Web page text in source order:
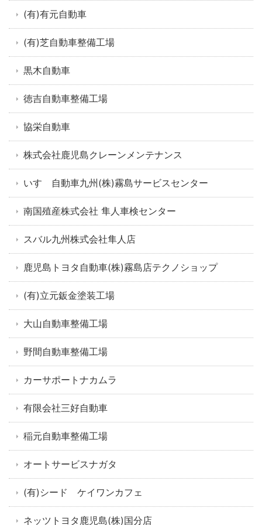
(有)有元自動車
(有)芝自動車整備工場
黒木自動車
徳吉自動車整備工場
協栄自動車
株式会社鹿児島クレーンメンテナンス
いすゞ自動車九州(株)霧島サービスセンター
南国殖産株式会社 隼人車検センター
スバル九州株式会社隼人店
鹿児島トヨタ自動車(株)霧島店テクノショップ
(有)立元鈑金塗装工場
大山自動車整備工場
野間自動車整備工場
カーサポートナカムラ
有限会社三好自動車
稲元自動車整備工場
オートサービスナガタ
(有)シード ケイワンカフェ
ネッツトヨタ鹿児島(株)国分店